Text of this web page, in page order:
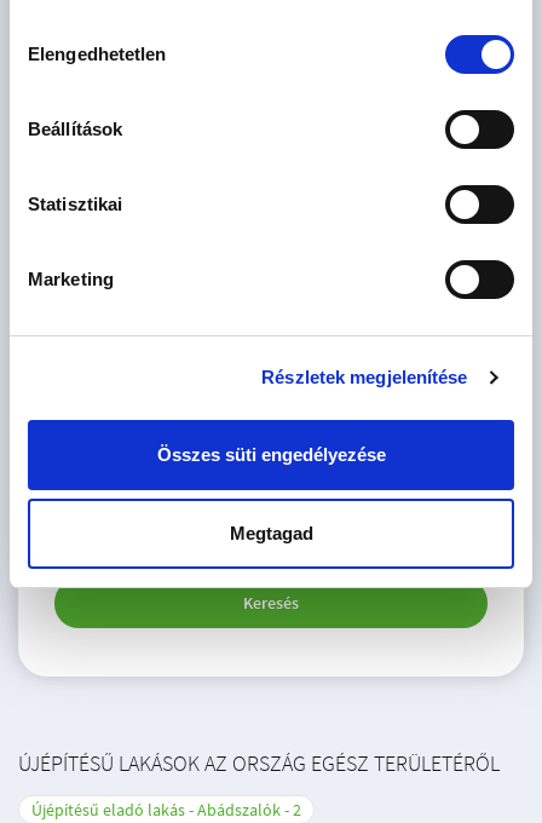
kiválasztása
Elengedhetetlen
Beállítások
Statisztikai
Marketing
Részletek megjelenítése
Összes süti engedélyezése
Megtagad
M Ft
MÉRET
szoba szoba
CSOK igényelhető
Keresés
ÚJÉPÍTÉSŰ LAKÁSOK AZ ORSZÁG EGÉSZ TERÜLETÉRŐL
Újépítésű eladó lakás - Abádszalók 2